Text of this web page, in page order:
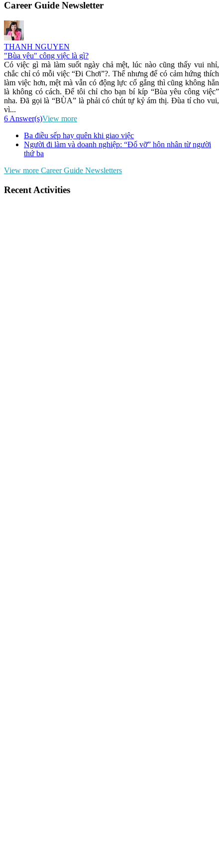
Career Guide Newsletter
THANH NGUYEN
"Bùa yêu" công việc là gì?
Có việc gì mà làm suốt ngày chả mệt, lúc nào cũng thấy vui nhỉ,
chắc chỉ có mỗi việc “Đi Chơi”?. Thế nhưng để có cảm hứng thích
làm việc hơn, mệt mà vẫn có động lực cố gắng thì cũng không hẳn
là không có cách. Để tôi chỉ cho bạn bí kíp “Bùa yêu công việc”
nha. Đã gọi là “BÙA” là phải có chút tự kỷ ám thị. Đùa tí cho vui,
vì...
6 Answer(s)View more
Ba điều sếp hay quên khi giao việc
Người đi làm và doanh nghiệp: “Đổ vỡ” hôn nhân từ người
thứ ba
View more Career Guide Newsletters
Recent Activities